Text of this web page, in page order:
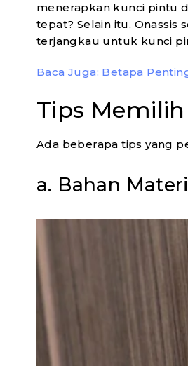
menerapkan kunci pintu
tepat? Selain itu, Onassis
terjangkau untuk kunci
Baca Juga: Betapa
Tips
Ada beberapa tips yang
a. Bahan